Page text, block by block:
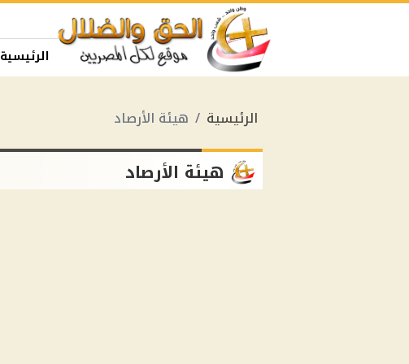
الرئيسية
الرئيسية هيئة الأرصاد
هيئة الأرصاد